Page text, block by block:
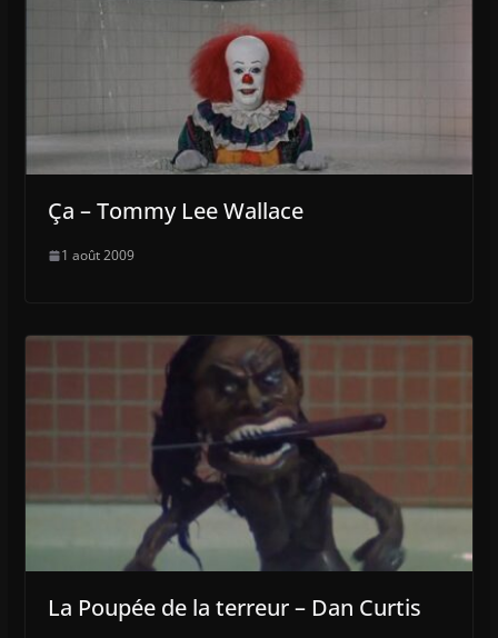
Ça – Tommy Lee Wallace
1 août 2009
La Poupée de la terreur – Dan Curtis